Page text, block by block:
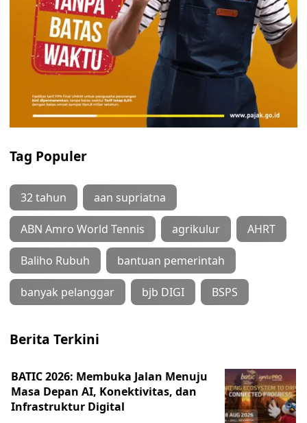
Tag Populer
32 tahun aan supriatna
ABN Amro World Tennis agrikulur AHRT
Baliho Rubuh bantuan pemerintah
banyak pelanggar bjb DIGI BSPS
Berita Terkini
BATIC 2026: Membuka Jalan Menuju
Masa Depan AI, Konektivitas, dan
Infrastruktur Digital